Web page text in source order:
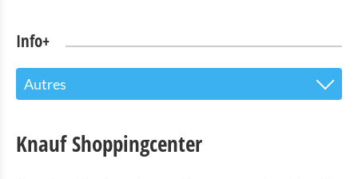
Info+
Autres
Attractions touristiques
Knauf Shoppingcenter